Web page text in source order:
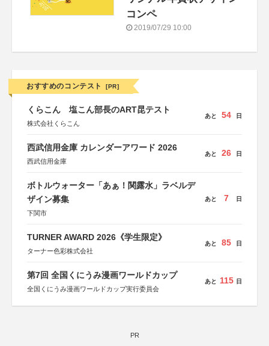
コンペ
2019/07/29 10:00
おすすめのコンテスト [PR]
くらこん 塩こん部長のART昆テスト
株式会社くらこん
あと 54 日
西武信用金庫 カレンダーアワード 2026
西武信用金庫
あと 26 日
ボトルウォーター「あぁ！関露水」ラベルデ
ザイン募集
下関市
あと 7 日
TURNER AWARD 2026《学生限定》
ターナー色彩株式会社
あと 85 日
第7回 全国くにうみ漫画ワールドカップ
全国くにうみ漫画ワールドカップ実行委員会
あと 115 日
PR